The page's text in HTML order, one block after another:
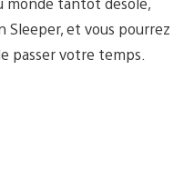
et vous pourrez
passer votre temps.